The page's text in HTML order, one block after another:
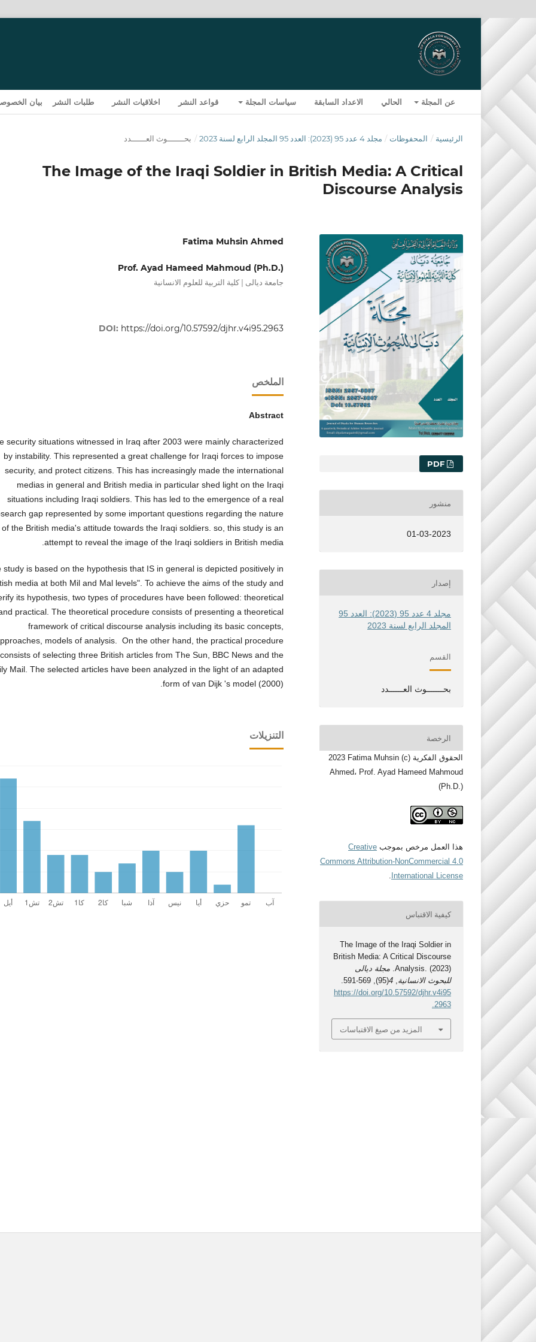
عن المجلة الحالي الاعداد السابقة سياسات المجلة قواعد النشر اخلاقيات النشر طلبات النشر بيان
الرئيسية / المحفوظات / مجلد 4 عدد 95 (2023): العدد 95 المجلد الرابع لسنة 2023 / بحـــــــوث العــــــدد
The Image of the Iraqi Soldier in British Media: A Critical
Discourse Analysis
Fatima Muhsin Ahmed
Prof. Ayad Hameed Mahmoud (Ph.D.)
جامعة ديالى | كلية التربية للعلوم الانسانية
DOI: https://doi.org/10.57592/djhr.v4i95.2963
الملخص
Abstract
security situations witnessed in Iraq after 2003 were mainly characterized
by instability. This represented a great challenge for Iraqi forces to impose
security, and protect citizens. This has increasingly made the international
medias in general and British media in particular shed light on the Iraqi
situations including Iraqi soldiers. This has led to the emergence of a real
gap represented by some important questions regarding the nature
of the British media's attitude towards the Iraqi soldiers. so, this study is an
attempt to reveal the image of the Iraqi soldiers in British media.
study is based on the hypothesis that IS in general is depicted positively in
media at both Mil and Mal levels". To achieve the aims of the study and
its hypothesis, two types of procedures have been followed: theoretical
practical. The theoretical procedure consists of presenting a theoretical
framework of critical discourse analysis including its basic concepts,
models of analysis. On the other hand, the practical procedure
consists of selecting three British articles from The Sun, BBC News and the
Mail. The selected articles have been analyzed in the light of an adapted
form of van Dijk 's model (2000).
التنزيلات
التنزيلات
PDF
منشور
01-03-2023
إصدار
مجلد 4 عدد 95 (2023): العدد 95
المجلد الرابع لسنة 2023
القسم
بحـــــــوث العــــــدد
الرخصة
الحقوق الفكرية (c) 2023 Fatima Muhsin
Ahmed، Prof. Ayad Hameed Mahmoud
(Ph.D.)
هذا العمل مرخص بموجب Creative
Commons Attribution-NonCommercial 4.0
International License
.
كيفية الاقتباس
The Image of the Iraqi Soldier in
British Media: A Critical Discourse
Analysis. (2023). مجلة ديالى
للبحوث الانسانية,
4
(95), 569-591.
https://doi.org/10.57592/djhr.v4i95
.2963
المزيد من صيغ الاقتباسات